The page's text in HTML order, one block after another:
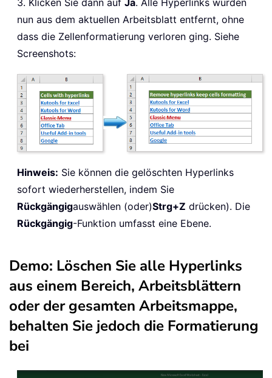
3. Klicken Sie dann auf Ja. Alle Hyperlinks wurden
nun aus dem aktuellen Arbeitsblatt entfernt, ohne
dass die Zellenformatierung verloren ging. Siehe
Screenshots:
Hinweis: Sie können die gelöschten Hyperlinks
sofort wiederherstellen, indem Sie
Rückgängigauswählen (oder)Strg+Z drücken). Die
Rückgängig-Funktion umfasst eine Ebene.
Demo: Löschen Sie alle Hyperlinks
aus einem Bereich, Arbeitsblättern
oder der gesamten Arbeitsmappe,
behalten Sie jedoch die Formatierung
bei